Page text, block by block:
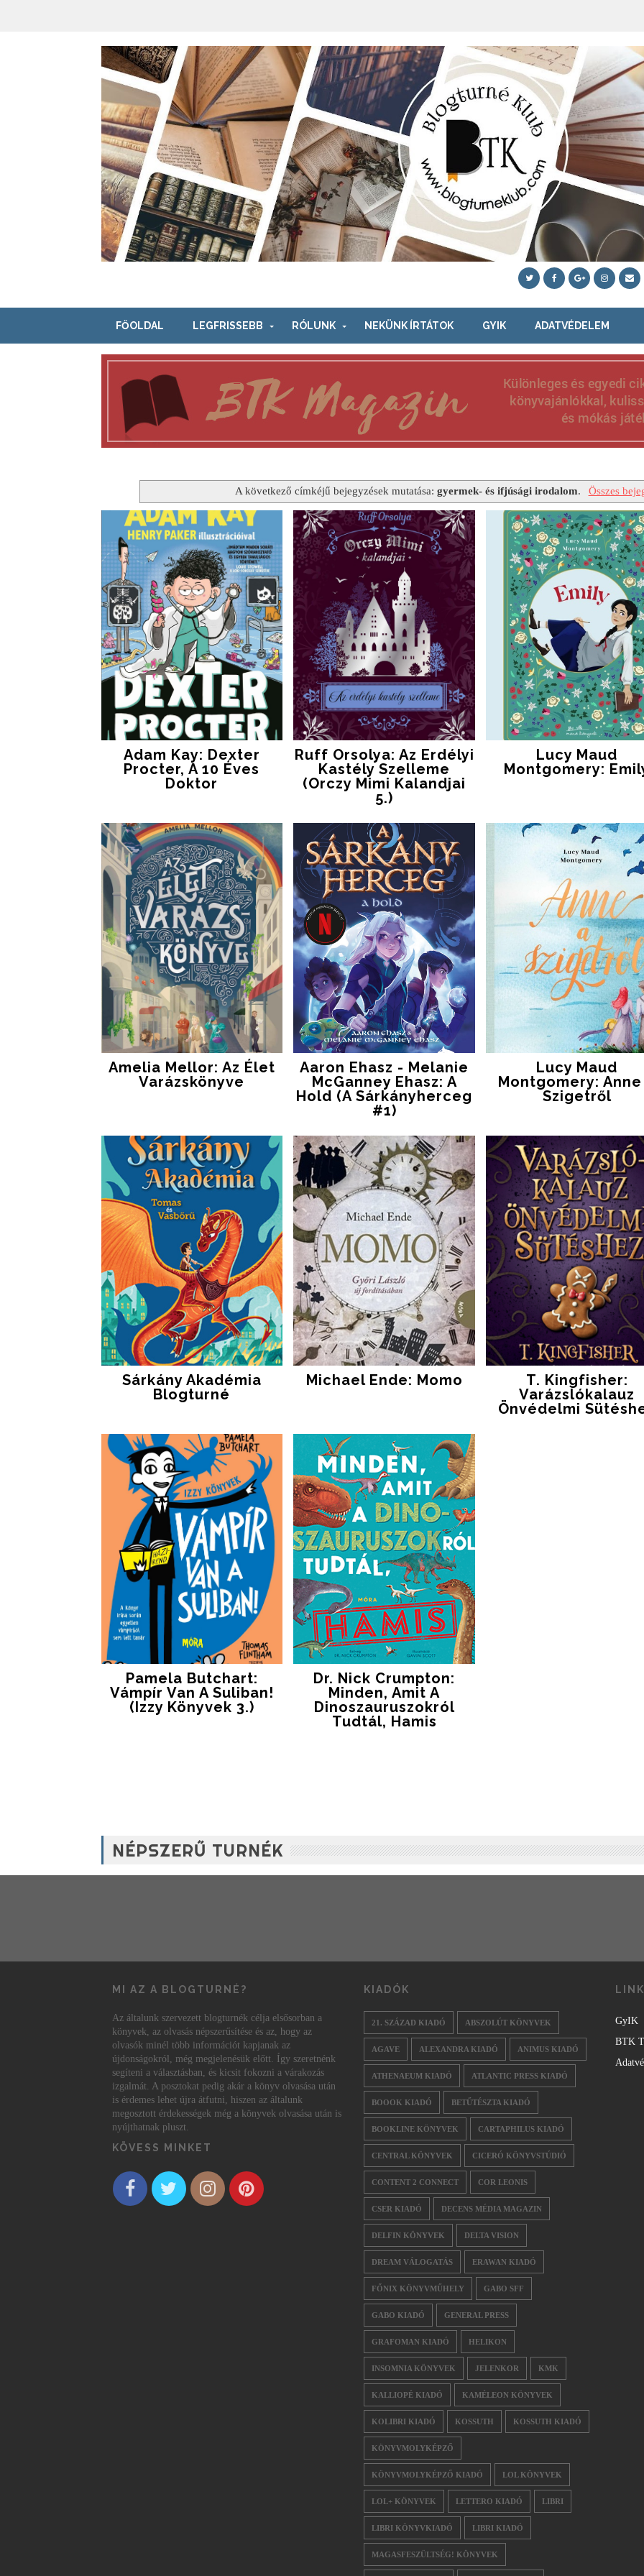
FŐOLDAL LEGFRISSEBB RÓLUNK NEKÜNK ÍRTÁTOK GYIK ADATVÉDELEM
A következő címkéjű bejegyzések mutatása:gyermek- és ifjúsági irodalom. Összes
Adam Kay: Dexter
Procter, A 10 Éves
Doktor
Ruff Orsolya: Az ​erdélyi
Kastély Szelleme
(Orczy Mimi Kalandjai
5.)
Lucy Maud
Montgomery:
Amelia Mellor: Az Élet
Varázskönyve
Aaron Ehasz - Melanie
McGanney Ehasz: A
Hold (A Sárkányherceg
#1)
Lucy Maud
Montgomery: Anne
Szigetről
Sárkány Akadémia
Blogturné
Michael Ende: Momo
T. Kingfisher:
Varázslókalauz
Önvédelmi
Pamela Butchart:
Vámpír Van A Suliban!
(Izzy Könyvek 3.)
Dr. Nick Crumpton:
Minden, Amit A
Dinoszauruszokról
Tudtál, Hamis
NÉPSZERŰ TURNÉK
MI AZ A BLOGTURNÉ?
Az általunk szervezett blogturnék célja elsősorban a
könyvek, az olvasás népszerűsítése és az, hogy az
olvasók minél több információt kapjanak az
újdonságokról, még megjelenésük előtt. Így szeretnénk
segíteni a választásban, és kicsit fokozni a várakozás
izgalmát. A posztokat pedig akár a könyv olvasása után
is érdemes lehet újra átfutni, hiszen az általunk
megosztott érdekességek még a könyvek olvasása után is
nyújthatnak pluszt.
KÖVESS MINKET
KIADÓK
21. SZÁZAD KIADÓ ABSZOLÚT KÖNYVEK
AGAVE ALEXANDRA KIADÓ ANIMUS KIADÓ
ATHENAEUM KIADÓ ATLANTIC PRESS KIADÓ
BOOOK KIADÓ BETŰTÉSZTA KIADÓ
BOOKLINE KÖNYVEK CARTAPHILUS KIADÓ
CENTRAL KÖNYVEK CICERÓ KÖNYVSTÚDIÓ
CONTENT 2 CONNECT COR LEONIS
CSER KIADÓ DECENS MÉDIA MAGAZIN
DELFIN KÖNYVEK DELTA VISION
DREAM VÁLOGATÁS ERAWAN KIADÓ
FŐNIX KÖNYVMŰHELY GABO SFF
GABO KIADÓ GENERAL PRESS
GRAFOMAN KIADÓ HELIKON
INSOMNIA KÖNYVEK JELENKOR KMK
KALLIOPÉ KIADÓ KAMÉLEON KÖNYVEK
KOLIBRI KIADÓ KOSSUTH KOSSUTH KIADÓ
KÖNYVMOLYKÉPZŐ
KÖNYVMOLYKÉPZŐ KIADÓ LOL KÖNYVEK
LOL+ KÖNYVEK LETTERO KIADÓ LIBRI
LIBRI KÖNYVKIADÓ LIBRI KIADÓ
MAGASFESZÜLTSÉG! KÖNYVEK
GyIK
BTK